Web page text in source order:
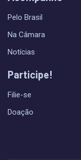
Pelo Brasil
Na Câmara
Notícias
Participe!
Filie-se
Doação